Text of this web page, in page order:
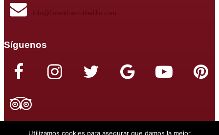
Verano en Ávila con Piscina y Jacuzzi
10/08 - 16/08
6 noches/4 personas
desde
info@florentino-robledillo.com
Síguenos
Utilizamos cookies para asegurar que damos la mejor